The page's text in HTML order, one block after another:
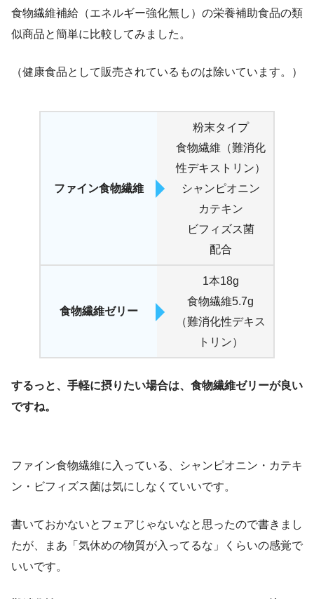
食物繊維補給（エネルギー強化無し）の栄養補助食品の類
似商品と簡単に比較してみました。
（健康食品として販売されているものは除いています。）
ファイン食物繊維
粉末タイプ
食物繊維（難消化
性デキストリン）
シャンピオニン
カテキン
ビフィズス菌
配合
食物繊維ゼリー
1本18g
食物繊維5.7g
（難消化性デキス
トリン）
するっと、手軽に摂りたい場合は、食物繊維ゼリーが良い
ですね。
ファイン食物繊維に入っている、シャンピオニン・カテキ
ン・ビフィズス菌は気にしなくていいです。
書いておかないとフェアじゃないなと思ったので書きまし
たが、まあ「気休めの物質が入ってるな」くらいの感覚で
いいです。